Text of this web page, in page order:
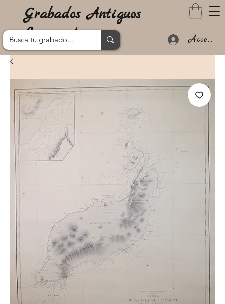
Grabados Antiguos
Lanzarote
Acceder